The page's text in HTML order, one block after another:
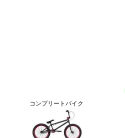
コンプリートバイク